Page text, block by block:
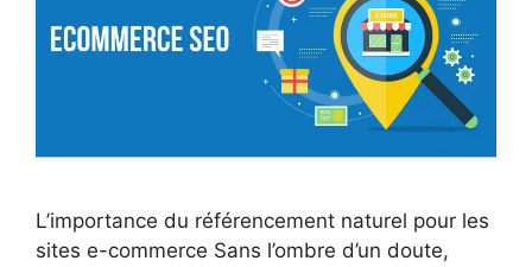
L’importance du référencement naturel pour les
sites e-commerce Sans l’ombre d’un doute,